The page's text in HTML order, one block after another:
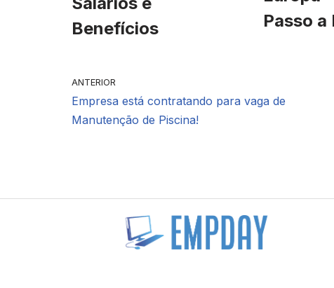
Benefícios
Passo a
ANTERIOR
Empresa está contratando para vaga de
Manutenção de Piscina!